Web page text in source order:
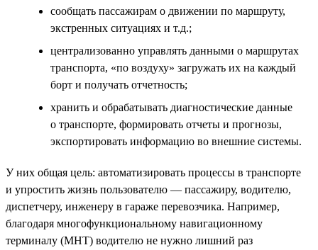
сообщать пассажирам о движении по маршруту,
экстренных ситуациях и т.д.;
централизованно управлять данными о маршрутах
транспорта, «по воздуху» загружать их на каждый
борт и получать отчетность;
хранить и обрабатывать диагностические данные
о транспорте, формировать отчеты и прогнозы,
экспортировать информацию во внешние системы.
У них общая цель: автоматизировать процессы в транспорте
и упростить жизнь пользователю — пассажиру, водителю,
диспетчеру, инженеру в гараже перевозчика. Например,
благодаря многофункциональному навигационному
терминалу (МНТ) водителю не нужно лишний раз